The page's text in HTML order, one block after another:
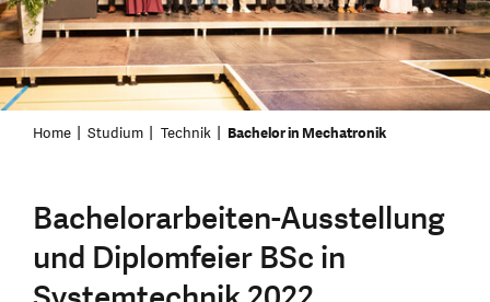
Home Studium Technik Bachelor in Mechatronik
Bachelorarbeiten-Ausstellung
und Diplomfeier BSc in